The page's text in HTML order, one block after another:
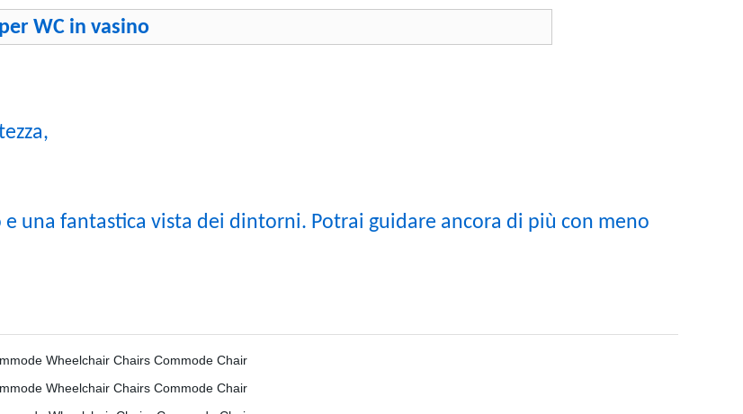
WC in vasino
una fantastica vista dei dintorni. Potrai guidare ancora di più con meno